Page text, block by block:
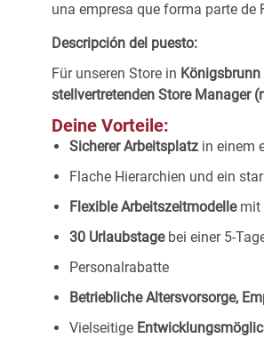
una empresa que forma parte de
Descripción del puesto:
Für unseren Store in Königsbrunn
stellvertretenden Store Manager
Deine Vorteile:
Sicherer Arbeitsplatz in einem
Flache Hierarchien und ein
Flexible Arbeitszeitmodelle mit
30 Urlaubstage bei einer 5-
Personalrabatte
Betriebliche Altersvorsorge,
Vielseitige